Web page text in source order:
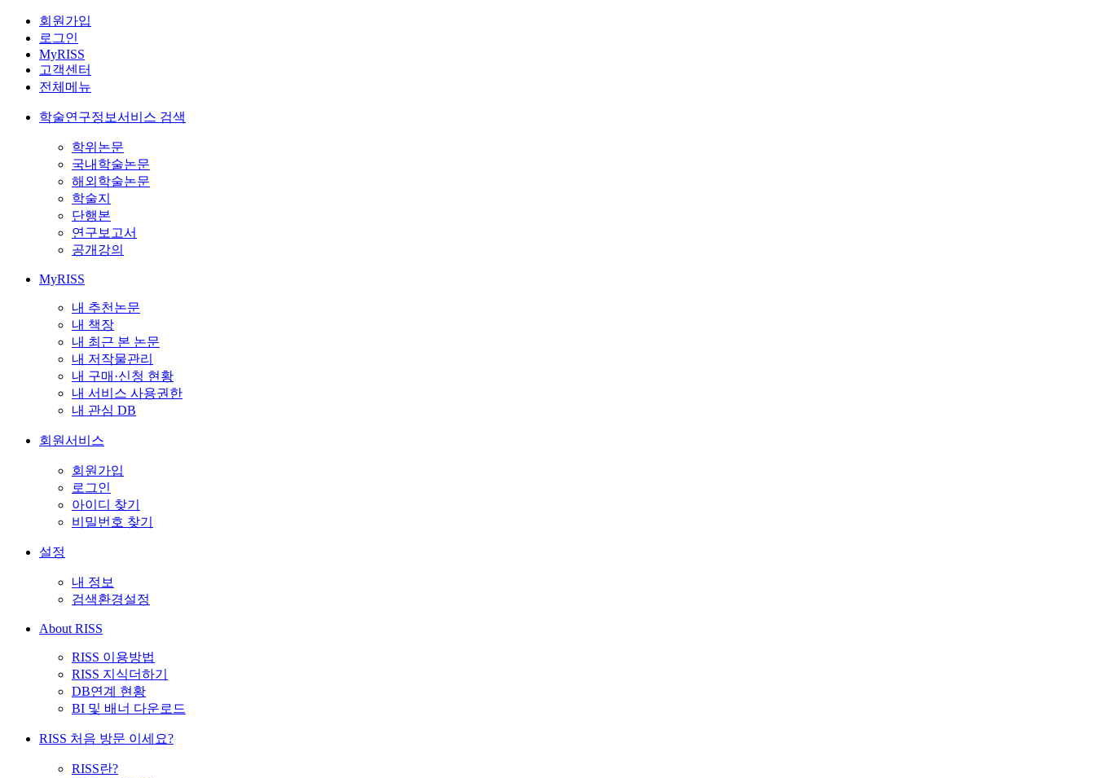
회원가입
로그인
MyRISS
고객센터
전체메뉴
학술연구정보서비스 검색
학위논문
국내학술논문
해외학술논문
학술지
단행본
연구보고서
공개강의
MyRISS
내 추천논문
내 책장
내 최근 본 논문
내 저작물관리
내 구매·신청 현황
내 서비스 사용권한
내 관심 DB
회원서비스
회원가입
로그인
아이디 찾기
비밀번호 찾기
설정
내 정보
검색환경설정
About RISS
RISS 이용방법
RISS 지식더하기
DB연계 현황
BI 및 배너 다운로드
RISS 처음 방문 이세요?
RISS란?